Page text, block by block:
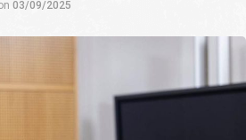
03/09/2025